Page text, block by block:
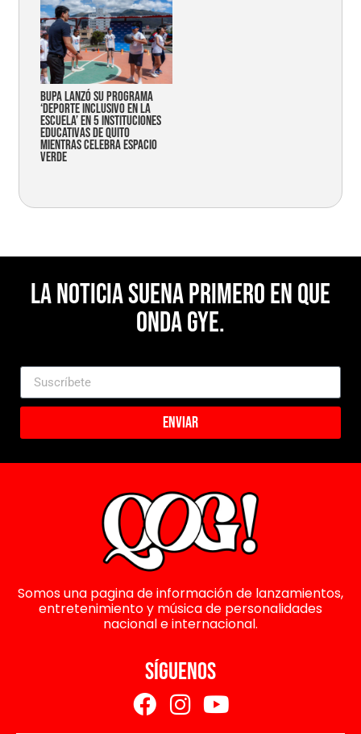
Bupa lanzó su programa
‘Deporte Inclusivo en la
Escuela’ en 5 instituciones
educativas de Quito
mientras celebra espacio
verde
La noticia suena primero en Que
Onda Gye.
Enviar
Somos una pagina de información de lanzamientos,
entretenimiento y música de personalidades
nacional e internacional.
SÍGUENOS